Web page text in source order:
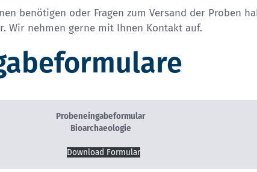
benötigen oder Fragen zum Versand der Proben
. Wir nehmen gerne mit Ihnen Kontakt auf.
Probeneingabeformular
Bioarchaeologie
Download Formular